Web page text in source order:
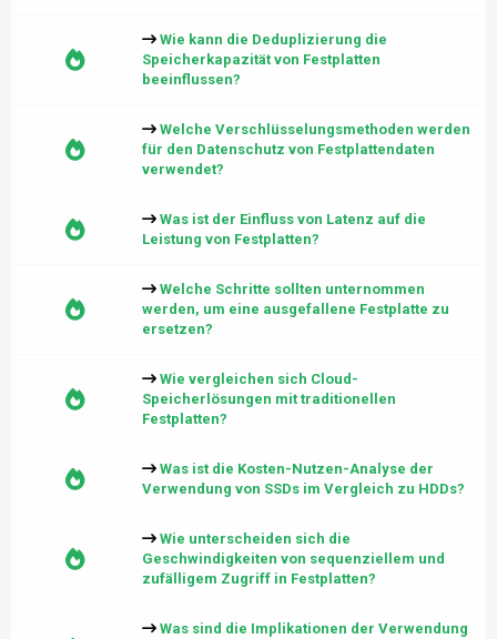
Wie kann die Deduplizierung die
Speicherkapazität von Festplatten
beeinflussen?
Welche Verschlüsselungsmethoden werden
für den Datenschutz von Festplattendaten
verwendet?
Was ist der Einfluss von Latenz auf die
Leistung von Festplatten?
Welche Schritte sollten unternommen
werden, um eine ausgefallene Festplatte zu
ersetzen?
Wie vergleichen sich Cloud-
Speicherlösungen mit traditionellen
Festplatten?
Was ist die Kosten-Nutzen-Analyse der
Verwendung von SSDs im Vergleich zu HDDs?
Wie unterscheiden sich die
Geschwindigkeiten von sequenziellem und
zufälligem Zugriff in Festplatten?
Was sind die Implikationen der Verwendung